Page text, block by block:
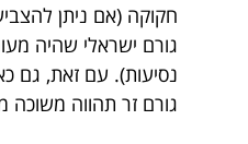
חקוקה (אם ניתן
גורם ישראלי שהיה
נסיעות). עם זאת, גם
גורם זר תהווה משוכה